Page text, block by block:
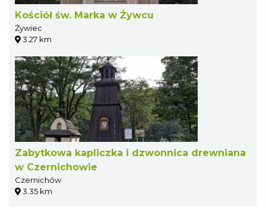
Kościół św. Marka w Żywcu
Żywiec
3.27 km
Zabytkowa kapliczka i dzwonnica drewniana
w Czernichowie
Czernichów
3.35 km